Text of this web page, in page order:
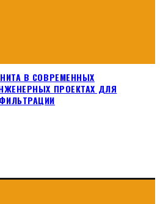
В СОВРЕМЕННЫХ
ПРОЕКТАХ ДЛЯ